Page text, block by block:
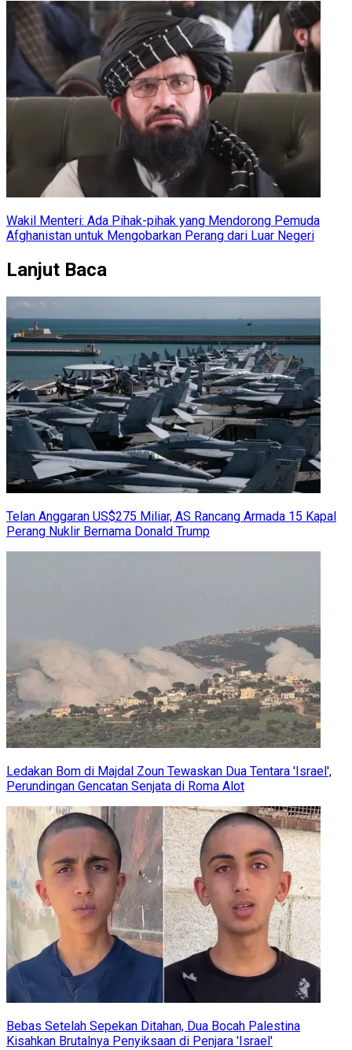
Wakil Menteri: Ada Pihak-pihak yang Mendorong Pemuda
Afghanistan untuk Mengobarkan Perang dari Luar Negeri
Lanjut Baca
Telan Anggaran US$275 Miliar, AS Rancang Armada 15 Kapal
Perang Nuklir Bernama Donald Trump
Ledakan Bom di Majdal Zoun Tewaskan Dua Tentara 'Israel',
Perundingan Gencatan Senjata di Roma Alot
Bebas Setelah Sepekan Ditahan, Dua Bocah Palestina
Kisahkan Brutalnya Penyiksaan di Penjara 'Israel'